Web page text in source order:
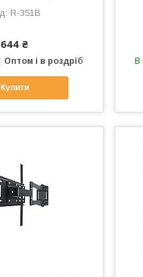
R-351B
644 ₴
Оптом і в роздріб
Купити
В